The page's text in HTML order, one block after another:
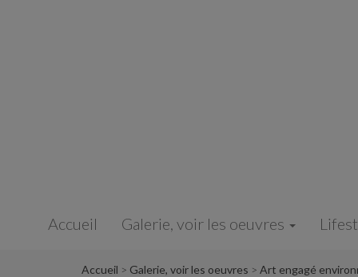
Accueil Galerie, voir les oeuvres
Accueil Galerie, voir les oeuvres Art engagé